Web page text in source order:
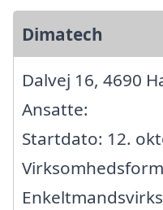
Dimatech
Dalvej 16, 4690
Ansatte:
Startdato: 12.